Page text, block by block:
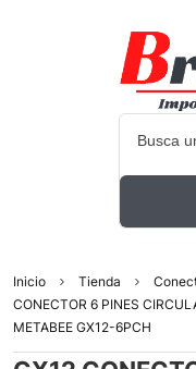
Inicio Tienda
CONECTOR 6 PINES
METABEE GX12-6PCH